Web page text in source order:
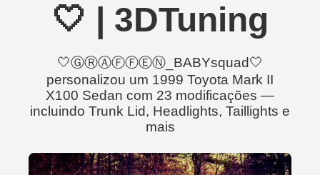
🤍 | 3DTuning
🤍ⒼⓇⒶⒻⒻⒺⓃ_BABYsquad🤍
personalizou um 1999 Toyota Mark II
X100 Sedan com 23 modificações —
incluindo Trunk Lid, Headlights, Taillights e
mais